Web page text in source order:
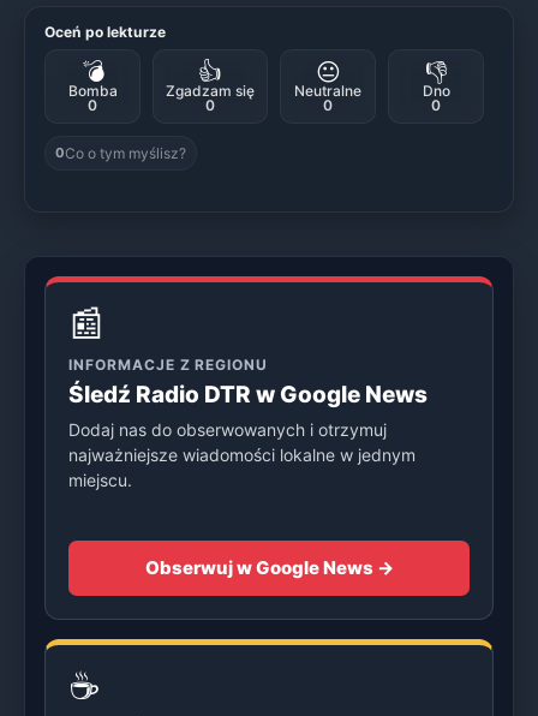
Oceń po lekturze
💣
Bomba
0
👍
Zgadzam się
0
😐
Neutralne
0
👎
Dno
0
0Co o tym myślisz?
📰
INFORMACJE Z REGIONU
Śledź Radio DTR w Google News
Dodaj nas do obserwowanych i otrzymuj
najważniejsze wiadomości lokalne w jednym
miejscu.
Obserwuj w Google News →
☕